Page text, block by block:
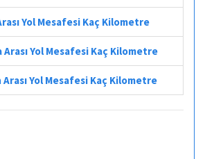
Yol Mesafesi Kaç Kilometre
Yol Mesafesi Kaç Kilometre
Yol Mesafesi Kaç Kilometre